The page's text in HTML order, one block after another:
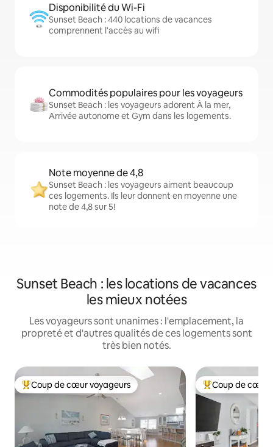
Disponibilité du Wi-Fi
Sunset Beach : 440 locations de vacances
comprennent l'accès au wifi
Commodités populaires pour les voyageurs
Sunset Beach : les voyageurs adorent À la mer,
Arrivée autonome et Gym dans les logements.
Note moyenne de 4,8
Sunset Beach : les voyageurs aiment beaucoup
ces logements. Ils leur donnent en moyenne une
note de 4,8 sur 5!
Sunset Beach : les locations de vacances
les mieux notées
Les voyageurs sont unanimes : l'emplacement, la
propreté et d'autres qualités de ces logements sont
très bien notés.
Coup de cœur voyageurs parmi les plus aimés
Coup de cœur voyageurs Coup de cœur
Coup de cœur